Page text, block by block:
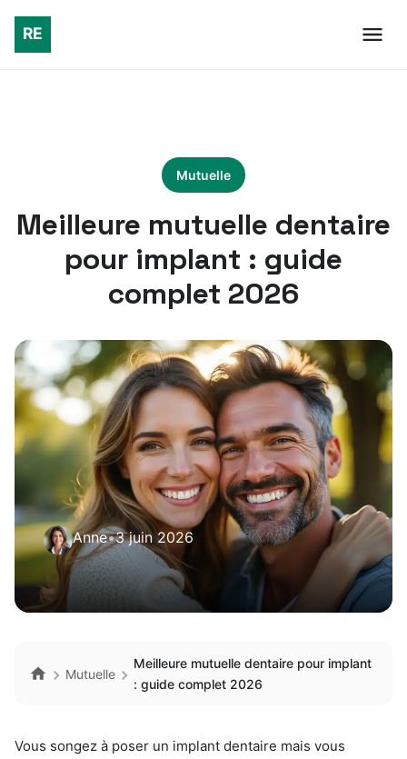
Mutuelle
Meilleure mutuelle dentaire
pour implant : guide
complet 2026
Anne•3 juin 2026
Mutuelle
Meilleure mutuelle dentaire pour implant
: guide complet 2026
Vous songez à poser un implant dentaire mais vous